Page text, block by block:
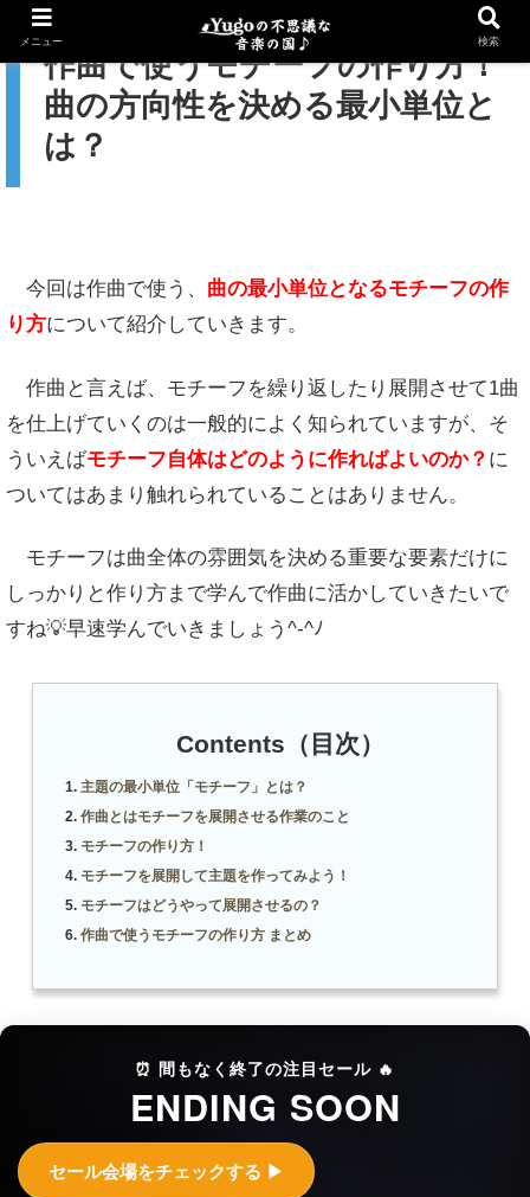
作曲で使うモチーフの作り方！
曲の方向性を決める最小単位と
は？
今回は作曲で使う、 曲の最小単位となるモチーフの作
り方について紹介していきます。
作曲と言えば、モチーフを繰り返したり展開させて1曲
を仕上げていくのは一般的によく知られていますが、そ
ういえばモチーフ自体はどのように作ればよいのか？ に
ついてはあまり触れられていることはありません。
モチーフは曲全体の雰囲気を決める重要な要素だけに
しっかりと作り方まで学んで作曲に活かしていきたいで
すね💡早速学んでいきましょう^-^ﾉ
Contents（目次）
主題の最小単位「モチーフ」とは？
作曲とはモチーフを展開させる作業のこと
モチーフの作り方！
モチーフを展開して主題を作ってみよう！
モチーフはどうやって展開させるの？
作曲で使うモチーフの作り方 まとめ
⏰ 間もなく終了の注目セール 🔥
ENDING SOON
セール会場をチェックする ▶︎
メニュー 検索